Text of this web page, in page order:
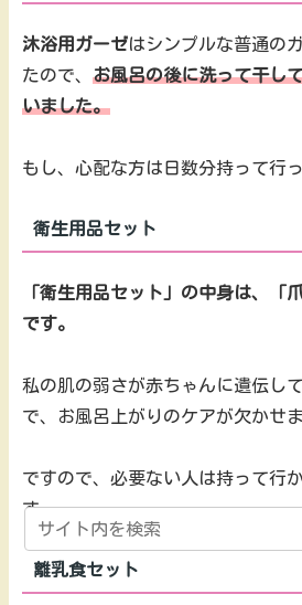
沐浴用ガーゼはシンプルな普通の
たので、 お風呂の後に洗って干し
いました。
もし、心配な方は日数分持って行
衛生用品セット
「衛生用品セット」の中身は、「
です。
私の肌の弱さが赤ちゃんに遺伝し
で、お風呂上がりのケアが欠かせ
ですので、必要ない人は持って行
す。
離乳食セット